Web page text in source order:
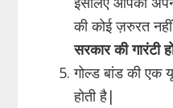
की कोई ज़रुरत
सरकार की गारंटी
गोल्ड बांड की एक
होती है|